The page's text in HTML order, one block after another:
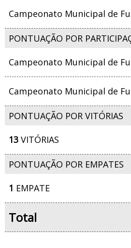
Campeonato Municipal de
PONTUAÇÃO POR
Campeonato Municipal de
Campeonato Municipal de
PONTUAÇÃO POR VITÓRIAS
13 VITÓRIAS
PONTUAÇÃO POR EMPATES
1 EMPATE
Total